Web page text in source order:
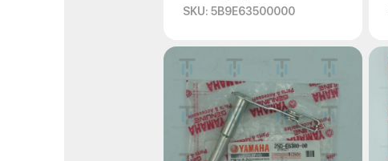
SKU: 5B9E63500000